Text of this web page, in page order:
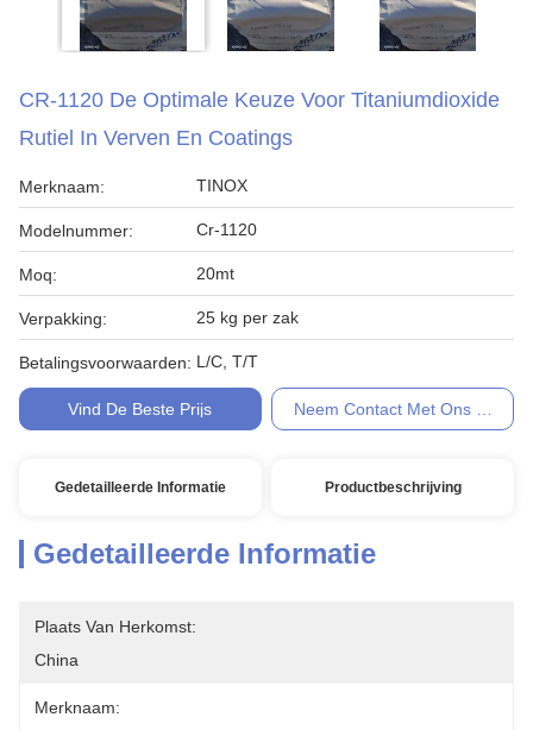
CR-1120 De Optimale Keuze Voor Titaniumdioxide
Rutiel In Verven En Coatings
Merknaam: TINOX
Modelnummer: Cr-1120
Moq: 20mt
Verpakking: 25 kg per zak
Betalingsvoorwaarden: L/C, T/T
Vind De Beste Prijs Neem Contact Met Ons Op
Gedetailleerde Informatie Productbeschrijving
Gedetailleerde Informatie
Plaats Van Herkomst:
China
Merknaam: